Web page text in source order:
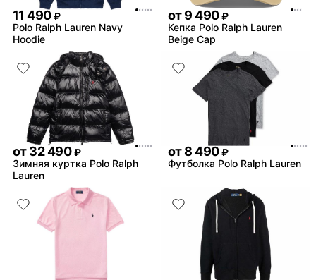
11 490 ₽
Polo Ralph Lauren Navy
Hoodie
от9 490 ₽
Кепка Polo Ralph Lauren
Beige Cap
от32 490 ₽
Зимняя куртка Polo Ralph
Lauren
от8 490 ₽
Футболка Polo Ralph Lauren